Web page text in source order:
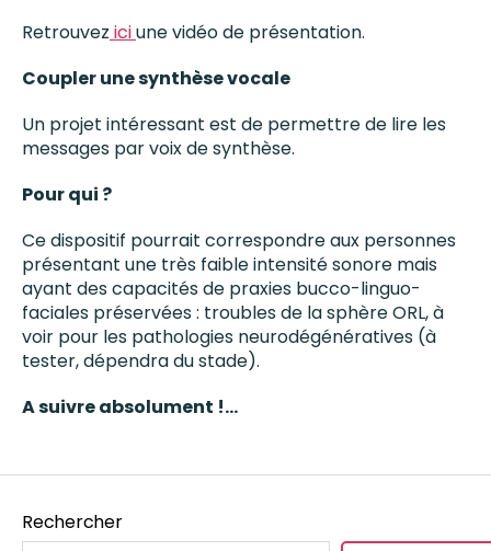
Retrouvez iciune vidéo de présentation.
Coupler une synthèse vocale
Un projet intéressant est de permettre de lire les
messages par voix de synthèse.
Pour qui ?
Ce dispositif pourrait correspondre aux personnes
présentant une très faible intensité sonore mais
ayant des capacités de praxies bucco-linguo-
faciales préservées : troubles de la sphère ORL, à
voir pour les pathologies neurodégénératives (à
tester, dépendra du stade).
A suivre absolument !…
Rechercher